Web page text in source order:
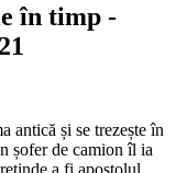
în timp -
antică și se trezește în
șofer de camion îl ia
a fi apostolul